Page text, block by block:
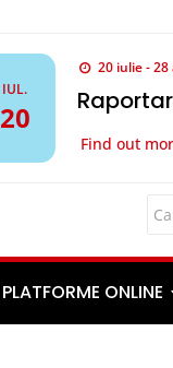
IUL.
20
20 iulie -
Find out
PLATFORME ONLINE